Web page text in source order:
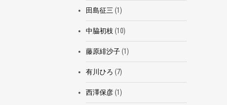
田島征三 (1)
中脇初枝 (10)
藤原緋沙子(1)
有川ひろ (7)
西澤保彦(1)